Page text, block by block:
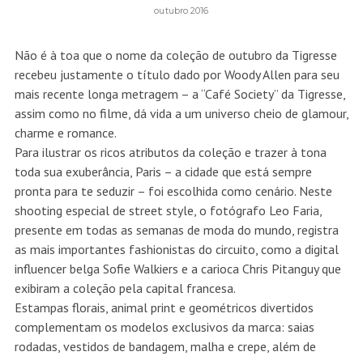
outubro 2016
Não é à toa que o nome da coleção de outubro da Tigresse
recebeu justamente o título dado por Woody Allen para seu
mais recente longa metragem – a “Café Society” da Tigresse,
assim como no filme, dá vida a um universo cheio de glamour,
charme e romance.
Para ilustrar os ricos atributos da coleção e trazer à tona
toda sua exuberância, Paris – a cidade que está sempre
pronta para te seduzir – foi escolhida como cenário. Neste
shooting especial de street style, o fotógrafo Leo Faria,
presente em todas as semanas de moda do mundo, registra
as mais importantes fashionistas do circuito, como a digital
influencer belga Sofie Walkiers e a carioca Chris Pitanguy que
exibiram a coleção pela capital francesa.
Estampas florais, animal print e geométricos divertidos
complementam os modelos exclusivos da marca: saias
rodadas, vestidos de bandagem, malha e crepe, além de